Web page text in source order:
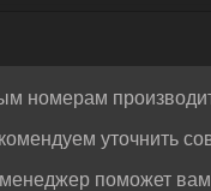
номерам
уточнить
поможет вам